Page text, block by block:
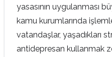
yasasının uygulanması
kamu kurumlarında
vatandaşlar, yaşadıkları
antidepresan kullanmak